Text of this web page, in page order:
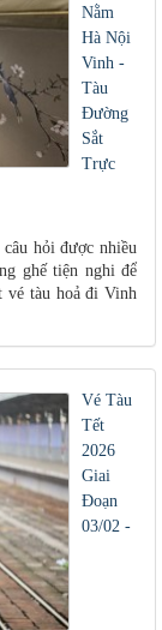
Nằm
Hà Nội
Vinh -
Tàu
Đường
Sắt
Trực
hỏi được nhiều
ghế tiện nghi để
tàu hoả đi Vinh
Vé Tàu
Tết
2026
Giai
Đoạn
03/02 -